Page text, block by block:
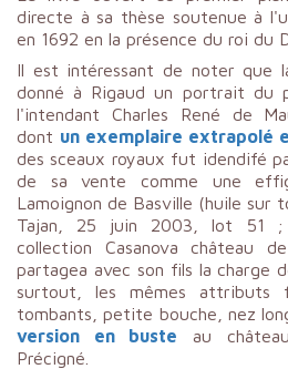
directe à sa thèse soutenue à
en 1692 en la présence du roi du
Il est intéressant de noter que
donné à Rigaud un portrait du
l'intendant Charles René de
dont un exemplaire extrapolé
des sceaux royaux fut idendifé
de sa vente comme une
Lamoignon de Basville (huile sur
Tajan, 25 juin 2003, lot 51 ;
collection Casanova château
partagea avec son fils la charge
surtout, les mêmes attributs
tombants, petite bouche, nez
version en buste au
Précigné.